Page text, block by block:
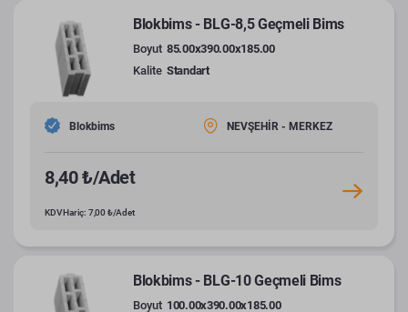
Blokbims - BLG-8,5 Geçmeli Bims
Boyut 85.00x390.00x185.00
Kalite Standart
Blokbims NEVŞEHİR - MERKEZ
8,40 ₺/Adet
KDV Hariç: 7,00 ₺/Adet
Blokbims - BLG-10 Geçmeli Bims
Boyut 100.00x390.00x185.00